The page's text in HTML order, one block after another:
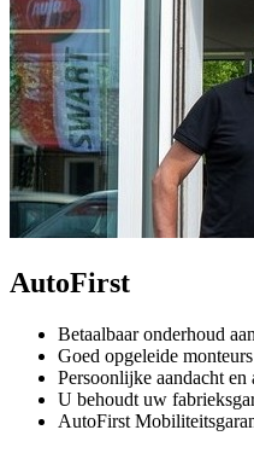
AutoFirst
Betaalbaar onderhoud
Goed opgeleide monteurs
Persoonlijke aandacht en
U behoudt uw
AutoFirst